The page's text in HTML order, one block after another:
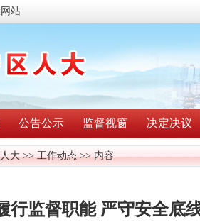
站
公告公示 监督视窗 决定决议
大>>工作动态>> 内容
行监督职能 严守安全底